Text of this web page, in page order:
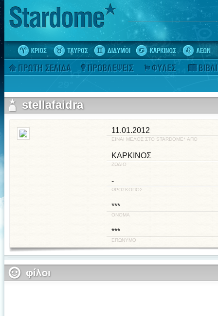
stellafaidra
11.01.2012
ΕΙΝΑΙ ΜΕΛΟΣ ΣΤΟ STARDOME* ΑΠΟ
ΚΑΡΚΙΝΟΣ
ΖΩΔΙΟ
-
ΩΡΟΣΚΟΠΟΣ
***
ΟΝΟΜΑ
***
ΕΠΩΝΥΜΟ